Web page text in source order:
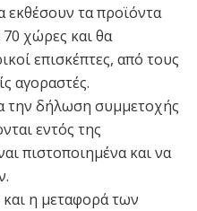
εκθέσουν τα προϊόντα
70 χώρες και θα
επισκέπτες, από τους
αγοραστές.
την δήλωση συμμετοχής
εντός της
πιστοποιημένα και να
η μεταφορά των